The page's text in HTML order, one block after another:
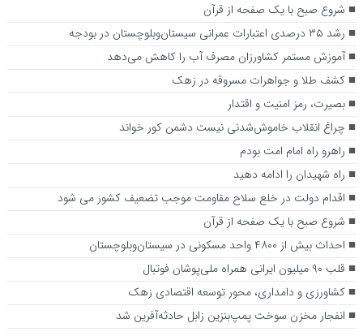
شروع صبح با یک صفحه از قرآن
رشد ۳۵ درصدی اعتبارات عمرانی سیستان‌وبلوچستان در بودجه
آموزش مستمر کشاورزان مصرف آب را کاهش می‌دهد
کشف طلا و جواهرات مسروقه در زهک
بصیرت، رمز امنیت و اقتدار
چراغ انقلاب خاموش‌شدنی نیست دشمن کور خواند
راهرو راه امام امت بودم
راه شهیدان را ادامه دهید
اقدام دولت در خلع سلاح مقاومت موجب تضعیف کشور می شود
شروع صبح با یک صفحه از قرآن
احداث بیش از ۴۸۰۰ واحد مسکونی در سیستان‌وبلوچستان
قلب ۹۰ میلیون ایرانی همراه ملی‌پوشان فوتبال
کشاورزی و دامداری، محور توسعه اقتصادی زهک
انفجار مخزن سوخت پمپ‌بنزین زابل حادثه‌آفرین شد